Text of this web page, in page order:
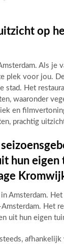
op
Als
plek voor jou.
stad. Het
waaronder
en
prachtig
hun
Amsterdam.
Het
uit hun eigen